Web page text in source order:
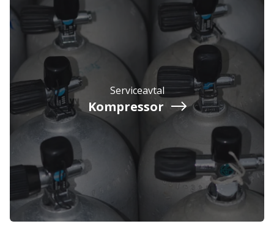
Privatperson Inkl. moms
Serviceavtal
Kompressor